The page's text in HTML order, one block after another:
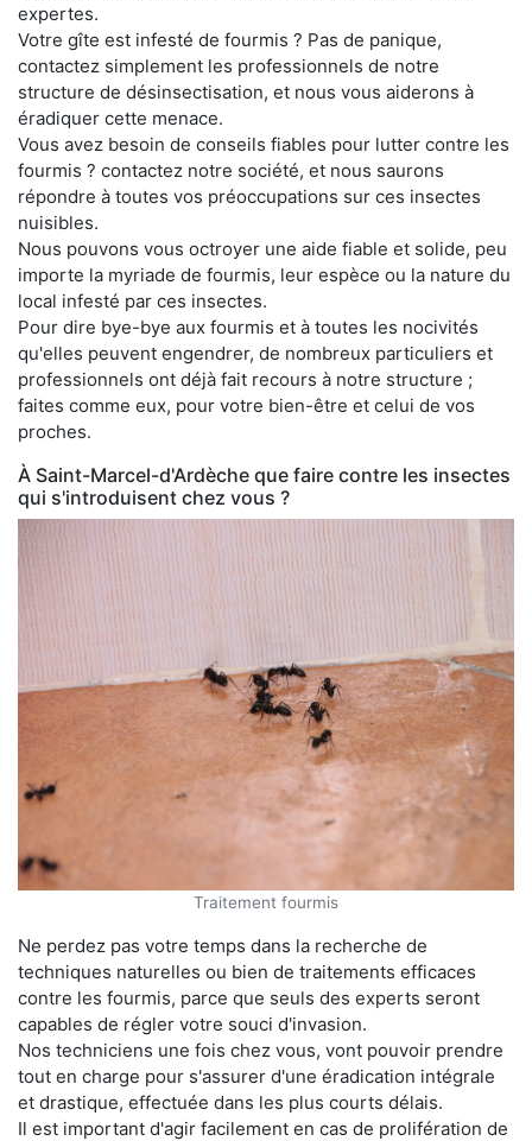
expertes.
Votre gîte est infesté de fourmis ? Pas de panique,
contactez simplement les professionnels de notre
structure de désinsectisation, et nous vous aiderons à
éradiquer cette menace.
Vous avez besoin de conseils fiables pour lutter contre les
fourmis ? contactez notre société, et nous saurons
répondre à toutes vos préoccupations sur ces insectes
nuisibles.
Nous pouvons vous octroyer une aide fiable et solide, peu
importe la myriade de fourmis, leur espèce ou la nature du
local infesté par ces insectes.
Pour dire bye-bye aux fourmis et à toutes les nocivités
qu'elles peuvent engendrer, de nombreux particuliers et
professionnels ont déjà fait recours à notre structure ;
faites comme eux, pour votre bien-être et celui de vos
proches.
À Saint-Marcel-d'Ardèche que faire contre les insectes
qui s'introduisent chez vous ?
Traitement fourmis
Ne perdez pas votre temps dans la recherche de
techniques naturelles ou bien de traitements efficaces
contre les fourmis, parce que seuls des experts seront
capables de régler votre souci d'invasion.
Nos techniciens une fois chez vous, vont pouvoir prendre
tout en charge pour s'assurer d'une éradication intégrale
et drastique, effectuée dans les plus courts délais.
Il est important d'agir facilement en cas de prolifération de